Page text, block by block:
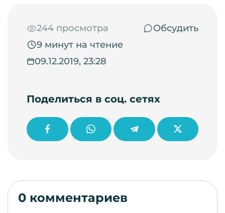
244 просмотра
Обсудить
9 минут на чтение
09.12.2019, 23:28
Поделиться в соц. сетях
0 комментариев